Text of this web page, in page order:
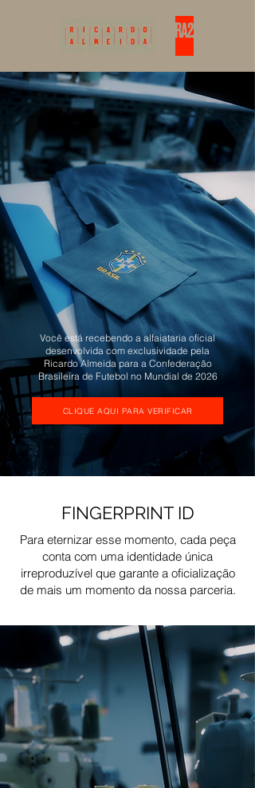
CLIQUE AQUI PARA VERIFICAR
Você está recebendo a alfaiataria oficial
desenvolvida com exclusividade pela
Ricardo Almeida para a Confederação
Brasileira de Futebol no Mundial de 2026
FINGERPRINT ID
Para eternizar esse momento, cada peça
conta com uma identidade única
irreproduzível que garante a oficialização
de mais um momento da nossa parceria.